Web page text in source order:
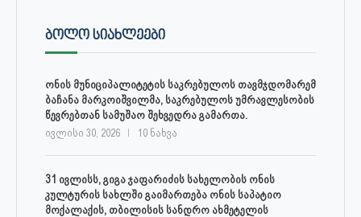
ᲑᲝᲚᲝ ᲡᲘᲐᲮᲚᲔᲔᲑᲘ
ონის მუნიციპალიტეტის საკრებულოს თავმჯდომარემ
ბაჩანა მარკოიშვილმა, საკრებულოს უმრავლესობის
წევრებთან სამუშაო შეხვედრა გამართა.
ივლისი 30, 2026 10 ნახვა
31 ივლისს, გიგა ჯაფარიძის სახელობის ონის
კულტურის სახლში გაიმართება ონის საპატიო
მოქალაქის, თბილისის სანდრო ახმეტელის